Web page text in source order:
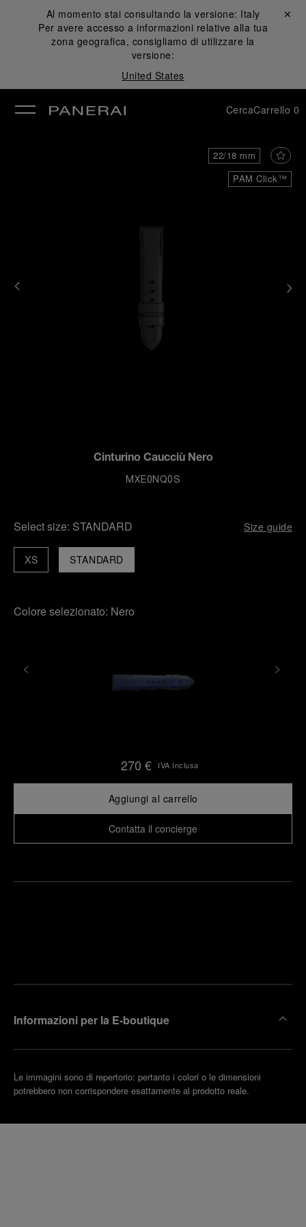
Al momento stai consultando la versione: Italy
Per avere accesso a informazioni relative alla tua
zona geografica, consigliamo di utilizzare la
versione:
United States
Chiudi ✕
CercaCarrello 0
PAM Click™
22/18 mm
Cinturino Caucciù Nero
MXE0NQ0S
Select size: STANDARD Size guide
STANDARD
XS
Colore selezionato: Nero
270 € IVA Inclusa
Aggiungi al carrello
Contatta il concierge
Informazioni per la E-boutique
Le immagini sono di repertorio: pertanto i colori o le dimensioni
potrebbero non corrispondere esattamente al prodotto reale.